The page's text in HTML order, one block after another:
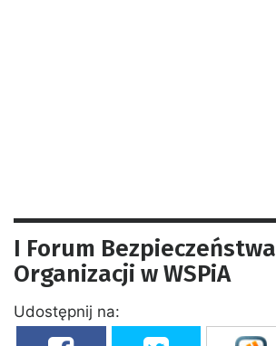
I Forum Bezpieczeństwa
Organizacji w WSPiA
Udostępnij na: